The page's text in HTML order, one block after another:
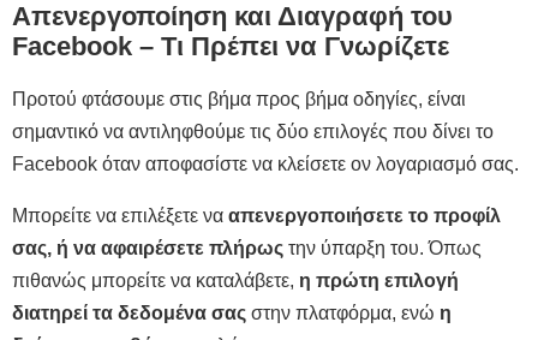
Απενεργοποίηση και Διαγραφή του
Facebook – Τι Πρέπει να Γνωρίζετε
Προτού φτάσουμε στις βήμα προς βήμα οδηγίες, είναι
σημαντικό να αντιληφθούμε τις δύο επιλογές που δίνει το
Facebook όταν αποφασίστε να κλείσετε ον λογαριασμό σας.
Μπορείτε να επιλέξετε να απενεργοποιήσετε το προφίλ
σας, ή να αφαιρέσετε πλήρως την ύπαρξη του. Όπως
πιθανώς μπορείτε να καταλάβετε, η πρώτη επιλογή
διατηρεί τα δεδομένα σας στην πλατφόρμα, ενώ η